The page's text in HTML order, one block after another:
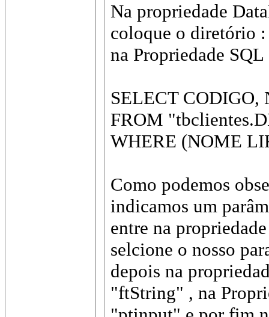
Na propriedade
coloque o diretório :
na Propriedade
SELECT CODIGO,
FROM
WHERE (NOME
Como podemos
indicamos um
entre na
selcione o nosso
depois na
"ftString" , na